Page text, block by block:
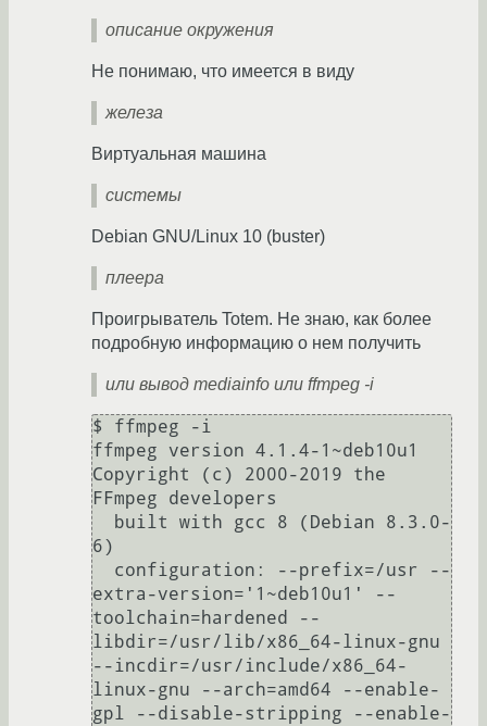
описание окружения
Не понимаю, что имеется в виду
железа
Виртуальная машина
системы
Debian GNU/Linux 10 (buster)
плеера
Проигрыватель Totem. Не знаю, как более
подробную информацию о нем получить
или вывод mediainfo или ffmpeg -i
$ ffmpeg -i
ffmpeg version 4.1.4-1~deb10u1
Copyright (c) 2000-2019 the
FFmpeg developers
6)
extra-version='1~deb10u1' --
toolchain=hardened --
libdir=/usr/lib/x86_64-linux-gnu
--incdir=/usr/include/x86_64-
linux-gnu --arch=amd64 --enable-
gpl --disable-stripping --enable-